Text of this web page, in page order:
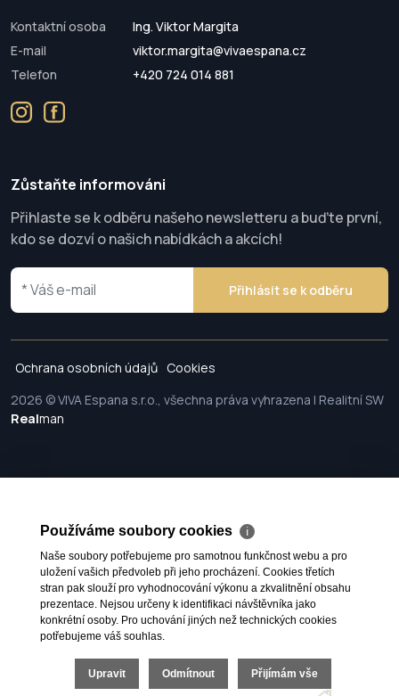
Kontaktní osoba
Ing. Viktor Margita
E-mail
viktor.margita@vivaespana.cz
Telefon
+420 724 014 881
Zůstaňte informováni
Přihlaste se k odběru našeho newsletteru a buďte první,
kdo se dozví o našich nabídkách a akcích!
Přihlásit se k odběru
Ochrana osobních údajů Cookies
2026 © VIVA Espana s.r.o., všechna práva vyhrazena | Realitní SW
Realman
Používáme soubory cookies ℹ
Naše soubory potřebujeme pro samotnou funkčnost webu a pro
uložení vašich předvoleb při jeho procházení. Cookies třetích
stran pak slouží pro vyhodnocování výkonu a zkvalitnění obsahu
prezentace. Nejsou určeny k identifikaci návštěvníka jako
konkrétní osoby. Pro uchování jiných než technických cookies
potřebujeme váš souhlas.
Upravit Odmítnout Přijímám vše